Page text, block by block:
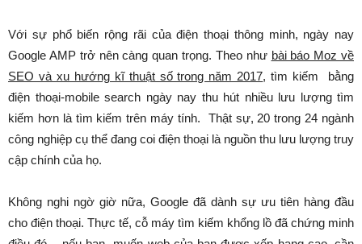
Với sự phổ biến rộng rãi của điện thoại thông minh, ngày nay
Google AMP trở nên càng quan trọng. Theo như bài báo Moz về
SEO và xu hướng kĩ thuật số trong năm 2017, tìm kiếm bằng
điện thoại-mobile search ngày nay thu hút nhiều lưu lượng tìm
kiếm hơn là tìm kiếm trên máy tính. Thật sự, 20 trong 24 ngành
công nghiệp cụ thể đang coi điện thoại là nguồn thu lưu lượng truy
cập chính của họ.
Không nghi ngờ giờ nữa, Google đã dành sự ưu tiên hàng đầu
cho điện thoại. Thực tế, cỗ máy tìm kiếm khổng lồ đã chứng minh